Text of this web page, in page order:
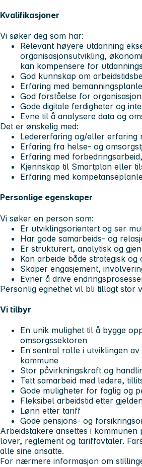
Kvalifikasjoner
Vi søker deg som har:
Relevant høyere utdanning
organisasjonsutvikling,
kan kompensere for
God kunnskap om
Erfaring med
God forståelse for
Gode digitale ferdigheter og
Evne til å analysere data og
Det er ønskelig med:
Ledererfaring og/eller erfaring
Erfaring fra helse- og
Erfaring med
Kjennskap til Smartplan eller
Erfaring med
Personlige egenskaper
Vi søker en person som:
Er utviklingsorientert og ser
Har gode samarbeids- og
Er strukturert, analytisk og
Kan arbeide både strategisk og
Skaper engasjement,
Evner å drive
Personlig egnethet vil bli tillagt stor
Vi tilbyr
En unik mulighet til å bygge
omsorgssektoren
En sentral rolle i utviklingen
kommune
Stor påvirkningskraft og
Tett samarbeid med ledere,
Gode muligheter for faglig og
Fleksibel arbeidstid etter
Lønn etter tariff
Gode pensjons- og
Arbeidstakere ansettes i
lover, reglement og tariffavtaler.
alle sine ansatte.
For nærmere informasjon om